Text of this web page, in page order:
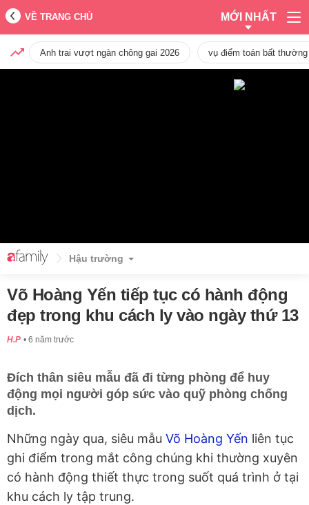
VỀ TRANG CHỦ MỚI NHẤT
Anh trai vượt ngàn chông gai 2026 vụ điểm toán bất
Hậu trường
Võ Hoàng Yến tiếp tục có hành động
đẹp trong khu cách ly vào ngày thứ 13
H.P 6 năm trước
Đích thân siêu mẫu đã đi từng phòng để huy
động mọi người góp sức vào quỹ phòng chống
dịch.
Những ngày qua, siêu mẫu Võ Hoàng Yến liên tục
ghi điểm trong mắt công chúng khi thường xuyên
có hành động thiết thực trong suốt quá trình ở tại
khu cách ly tập trung.